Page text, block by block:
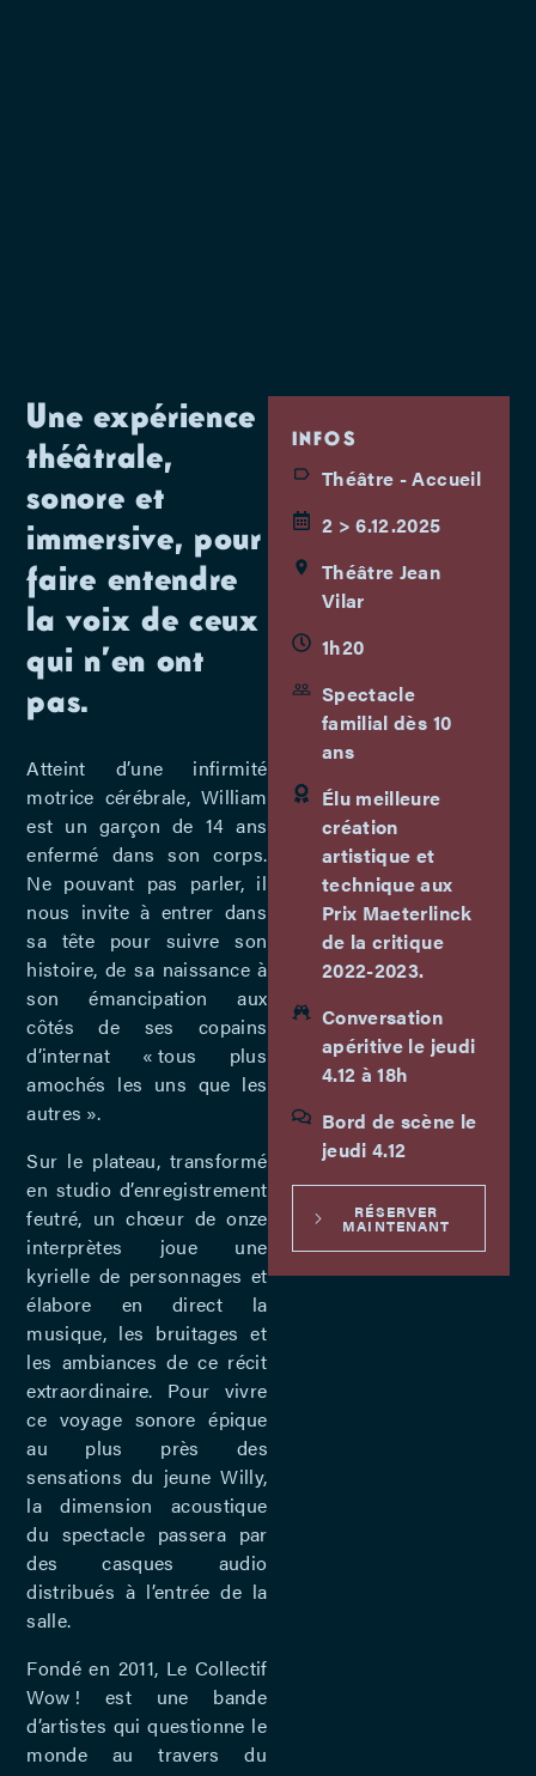
Une expérience
théâtrale,
sonore et
immersive, pour
faire entendre
la voix de ceux
qui n’en ont
pas.
Atteint d’une infirmité
motrice cérébrale, William
est un garçon de 14 ans
enfermé dans son corps.
Ne pouvant pas parler, il
nous invite à entrer dans
sa tête pour suivre son
histoire, de sa naissance à
son émancipation aux
côtés de ses copains
d’internat « tous plus
amochés les uns que les
autres ».
Sur le plateau, transformé
en studio d’enregistrement
feutré, un chœur de onze
interprètes joue une
kyrielle de personnages et
élabore en direct la
musique, les bruitages et
les ambiances de ce récit
extraordinaire. Pour vivre
ce voyage sonore épique
au plus près des
sensations du jeune Willy,
la dimension acoustique
du spectacle passera par
des casques audio
distribués à l’entrée de la
salle.
Fondé en 2011, Le Collectif
Wow ! est une bande
d’artistes qui questionne le
monde au travers du
INFOS
Théâtre - Accueil
2 > 6.12.2025
Théâtre Jean
Vilar
1h20
Spectacle
familial dès 10
ans
Élu meilleure
création
artistique et
technique aux
Prix Maeterlinck
de la critique
2022-2023.
Conversation
apéritive le jeudi
4.12 à 18h
Bord de scène le
jeudi 4.12
RÉSERVER
MAINTENANT